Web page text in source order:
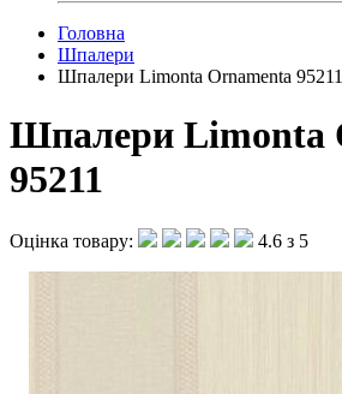
Головна
Шпалери
Шпалери Limonta Ornamenta 95211
Шпалери Limonta
95211
Оцінка товару: 4.6 з 5